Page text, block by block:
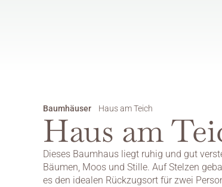
Baumhäuser Haus am Teich
Haus am
Dieses Baumhaus liegt ruhig und gut
Bäumen, Moos und Stille. Auf Stelzen
es den idealen Rückzugsort für zwei